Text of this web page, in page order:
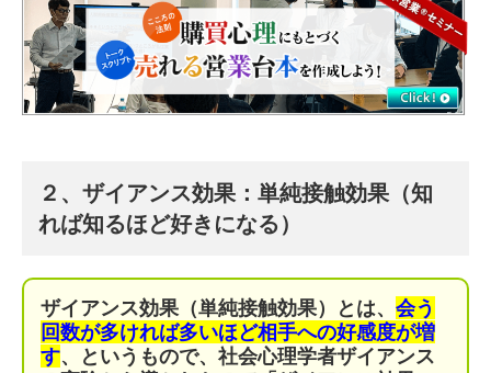
２、ザイアンス効果：単純接触効果（知
れば知るほど好きになる）
ザイアンス効果（単純接触効果）とは、 会う
回数が多ければ多いほど相手への好感度が増
す、というもので、社会心理学者ザイアンス